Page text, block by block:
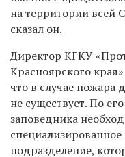
на территории всей
сказал он.
Директор КГКУ
Красноярского
что в случае пожара
не существует. По
заповедника
подразделение,